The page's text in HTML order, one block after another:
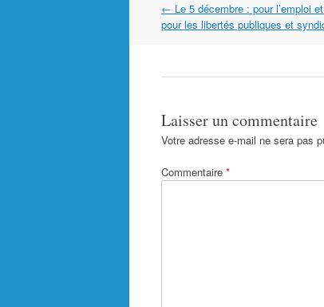
Navigation
dans
← Le 5 décembre : pour l’emploi
pour les libertés publiques et
Laisser un commentaire
Votre adresse e-mail ne sera pas
Commentaire *